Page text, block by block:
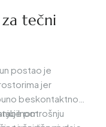
tečni
postao je
jer
beskontaktno
potrošnju